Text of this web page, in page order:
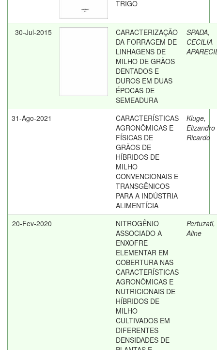
TRIGO
30-Jul-2015
CARACTERIZAÇÃO
DA FORRAGEM DE
LINHAGENS DE
MILHO DE GRÃOS
DENTADOS E
DUROS EM DUAS
ÉPOCAS DE
SEMEADURA
SPADA,
CECILIA
31-Ago-2021
CARACTERÍSTICAS
AGRONÔMICAS E
FÍSICAS DE
GRÃOS DE
HÍBRIDOS DE
MILHO
CONVENCIONAIS E
TRANSGÊNICOS
PARA A INDÚSTRIA
ALIMENTÍCIA
Kluge,
Elizandro
Ricardo
20-Fev-2020
NITROGÊNIO
ASSOCIADO A
ENXOFRE
ELEMENTAR EM
COBERTURA NAS
CARACTERÍSTICAS
AGRONÔMICAS E
NUTRICIONAIS DE
HÍBRIDOS DE
MILHO
CULTIVADOS EM
DIFERENTES
DENSIDADES DE
Pertuzati,
Aline